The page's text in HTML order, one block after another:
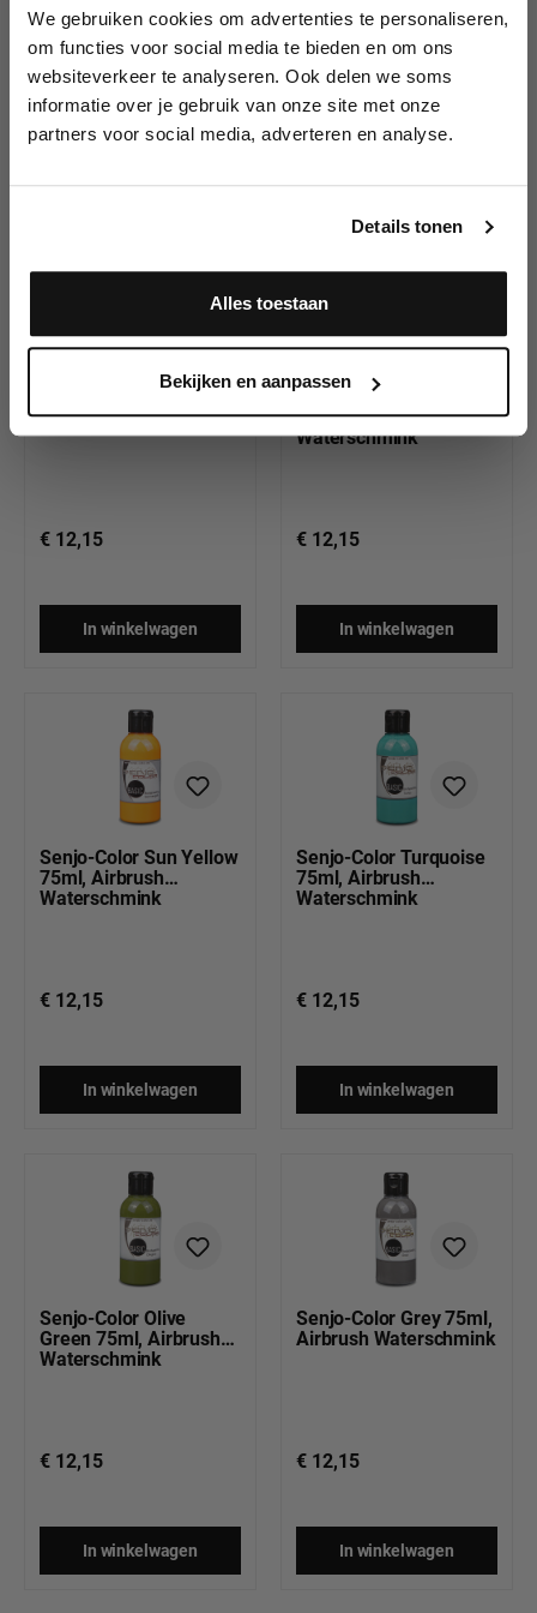
We gebruiken cookies om advertenties te personaliseren,
om functies voor social media te bieden en om ons
websiteverkeer te analyseren. Ook delen we soms
informatie over je gebruik van onze site met onze
partners voor social media, adverteren en analyse.
Details tonen
Alles toestaan
Bekijken en aanpassen
€ 12,15 € 12,15
Senjo-Color Sand 75ml,
Airbrush Waterschmink
€ 12,15
In winkelwagen
Senjo-Color Carribean
Blue 75ml, Airbrush
Waterschmink
€ 12,15
In winkelwagen
Senjo-Color Sun Yellow
75ml, Airbrush
Waterschmink
€ 12,15
In winkelwagen
Senjo-Color Turquoise
75ml, Airbrush
Waterschmink
€ 12,15
In winkelwagen
Senjo-Color Olive
Green 75ml, Airbrush
Waterschmink
€ 12,15
In winkelwagen
Senjo-Color Grey 75ml,
Airbrush Waterschmink
€ 12,15
In winkelwagen
Lees als eerste over nieuwe producten,
tutorials, aanbiedingen, evenementen,
wedstrijden en meer.
Meld je aan en ontvang direct
Ja, ik meld me aan